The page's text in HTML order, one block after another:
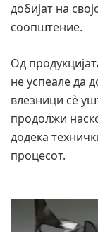
добијат на
соопштение.
Од
не успеале да
влезници сè
продолжи
додека
процесот.